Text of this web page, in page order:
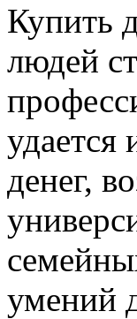
Купить
людей
удается
денег,
умений